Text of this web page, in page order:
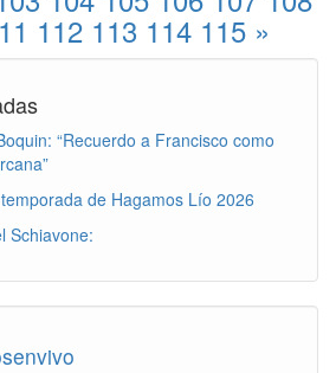
112 113 114 115 »
“Recuerdo a Francisco como
de Hagamos Lío 2026
Schiavone: